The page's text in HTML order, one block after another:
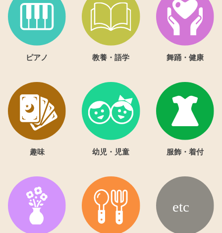
ピアノ 教養・語学 舞踊・健康
趣味 幼児・児童 服飾・着付